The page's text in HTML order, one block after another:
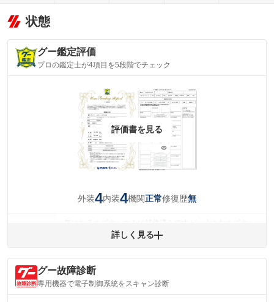
状態
グー鑑定評価
プロの鑑定士が4項目を5段階でチェック
評価書を見る
外装4内装4機関正常修復歴無
コミが残っています。
内装
(内装状態)
気になる汚れ等が、部分的にあります。
詳しく見る
グー故障診断
専用機器で電子制御系統をスキャン診断